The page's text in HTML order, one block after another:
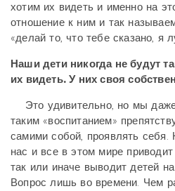
хотим их видеть и именно на
отношение к ним и так
«делай то, что тебе сказано, я
Наши дети никогда не будут
их видеть. У них своя
Это удивительно, но мы
таким «воспитанием»
самими собой, проявлять
нас и все в этом мире
так или иначе выводит детей
Вопрос лишь во времени. Чем